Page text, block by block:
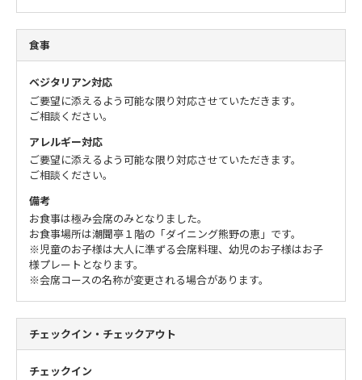
食事
ベジタリアン対応
ご要望に添えるよう可能な限り対応させていただきます。
ご相談ください。
アレルギー対応
ご要望に添えるよう可能な限り対応させていただきます。
ご相談ください。
備考
お食事は極み会席のみとなりました。
お食事場所は潮聞亭１階の「ダイニング熊野の恵」です。
※児童のお子様は大人に準ずる会席料理、幼児のお子様はお子
様プレートとなります。
※会席コースの名称が変更される場合があります。
チェックイン・チェックアウト
チェックイン